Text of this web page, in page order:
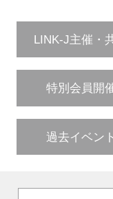
LINK-J主催・
特別会員開
過去イベント